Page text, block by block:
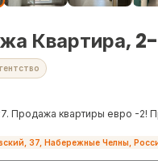
Квартира,
Продажа квартиры евро -2!
37, Набережные Челны,